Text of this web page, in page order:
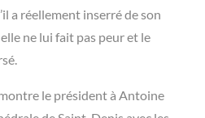
a réellement inserré de son
ne lui fait pas peur et le
le président à Antoine